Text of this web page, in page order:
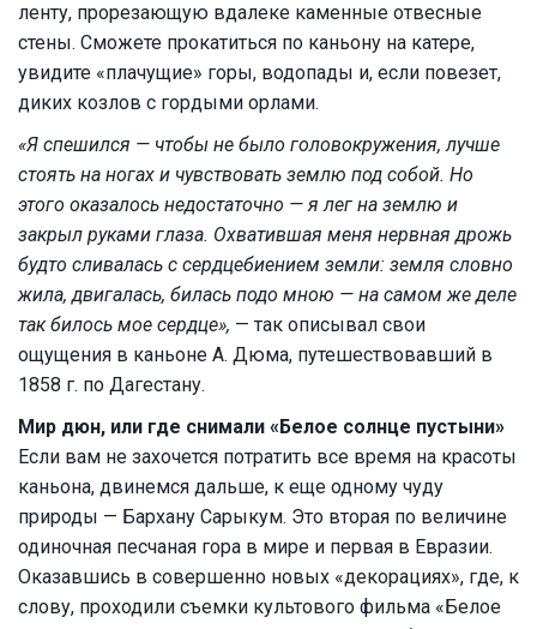
ленту, прорезающую вдалеке каменные отвесные
стены. Сможете прокатиться по каньону на катере,
увидите «плачущие» горы, водопады и, если повезет,
диких козлов с гордыми орлами.
«Я спешился — чтобы не было головокружения, лучше
стоять на ногах и чувствовать землю под собой. Но
этого оказалось недостаточно — я лег на землю и
закрыл руками глаза. Охватившая меня нервная дрожь
будто сливалась с сердцебиением земли: земля словно
жила, двигалась, билась подо мною — на самом же деле
так билось мое сердце», — так описывал свои
ощущения в каньоне А. Дюма, путешествовавший в
1858 г. по Дагестану.
Мир дюн, или где снимали «Белое солнце пустыни»
Если вам не захочется потратить все время на красоты
каньона, двинемся дальше, к еще одному чуду
природы — Бархану Сарыкум. Это вторая по величине
одиночная песчаная гора в мире и первая в Евразии.
Оказавшись в совершенно новых «декорациях», где, к
слову, проходили съемки культового фильма «Белое